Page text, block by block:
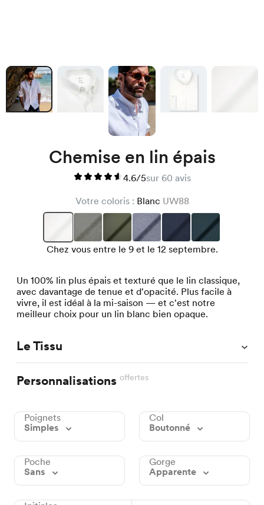
Chemise en lin épais
4.6/5sur 60 avis
Votre coloris : Blanc UW88
Chez vous entre le 9 et le 12 septembre.
Un 100% lin plus épais et texturé que le lin classique,
avec davantage de tenue et d'opacité. Plus facile à
vivre, il est idéal à la mi-saison — et c'est notre
meilleur choix pour un lin blanc bien opaque.
Le Tissu
Personnalisations offertes
Poignets
Simples
Col
Boutonné
Poche
Sans
Gorge
Apparente